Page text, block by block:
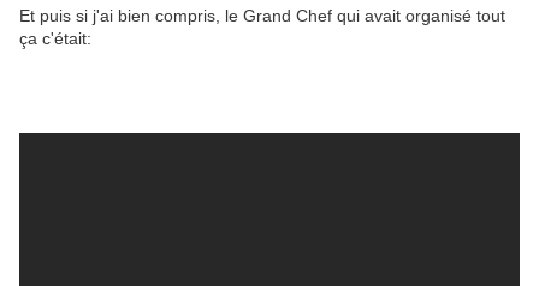
Et puis si j'ai bien compris, le Grand Chef qui avait organisé tout
ça c'était: